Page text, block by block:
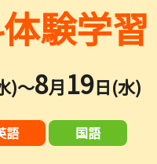
験学習
)～8月19日(水)
語 国語